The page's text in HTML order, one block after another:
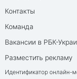
Контакты
Команда
Вакансии в РБК-
Разместить рекламу
Идентификатор онлайн-